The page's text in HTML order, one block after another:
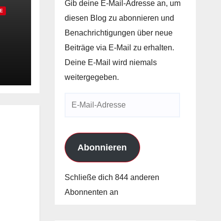
Gib deine E-Mail-Adresse an, um
diesen Blog zu abonnieren und
Benachrichtigungen über neue
Beiträge via E-Mail zu erhalten.
Deine E-Mail wird niemals
weitergegeben.
Abonnieren
Schließe dich 844 anderen
Abonnenten an